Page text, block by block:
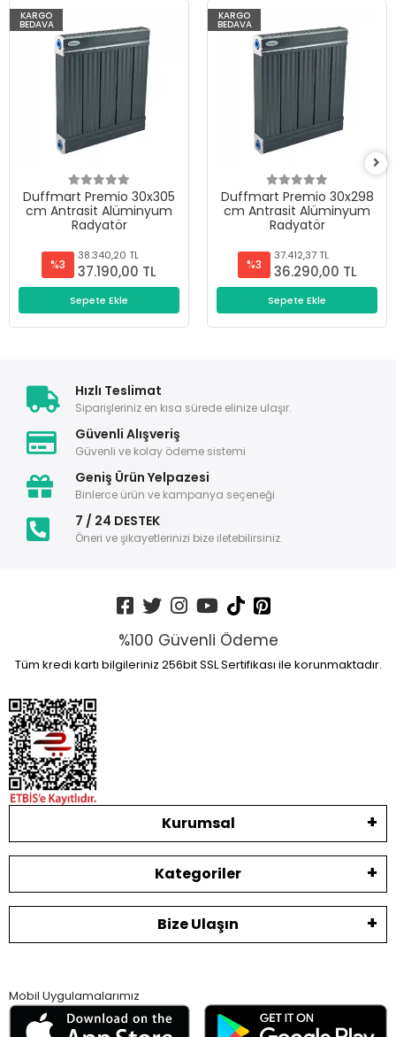
KARGO
BEDAVA
Duffmart Premio 30x305
cm Antrasit Alüminyum
Radyatör
%3
38.340,20 TL
37.190,00 TL
Sepete Ekle
KARGO
BEDAVA
Duffmart Premio 30x298
cm Antrasit Alüminyum
Radyatör
%3
37.412,37 TL
36.290,00 TL
Sepete Ekle
Hızlı Teslimat
Siparişleriniz en kısa sürede elinize ulaşır.
Güvenli Alışveriş
Güvenli ve kolay ödeme sistemi
Geniş Ürün Yelpazesi
Binlerce ürün ve kampanya seçeneği
7 / 24 DESTEK
Öneri ve şikayetlerinizi bize iletebilirsiniz.
%100 Güvenli Ödeme
Tüm kredi kartı bilgileriniz 256bit SSL Sertifikası ile korunmaktadır.
Kurumsal
Kategoriler
Bize Ulaşın
Mobil Uygulamalarımız